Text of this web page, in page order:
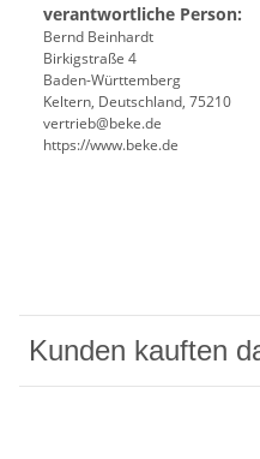
verantwortliche Person:
Bernd Beinhardt
Birkigstraße 4
Baden-Württemberg
Keltern, Deutschland, 75210
vertrieb@beke.de
https://www.beke.de
Kunden kauften